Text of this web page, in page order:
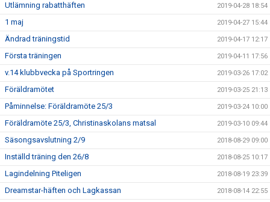
Utlämning rabatthäften 2019-04-28 18:54
1 maj 2019-04-27 15:44
Ändrad träningstid 2019-04-17 12:17
Första träningen 2019-04-11 17:56
v.14 klubbvecka på Sportringen 2019-03-26 17:02
Föräldramötet 2019-03-25 21:13
Påminnelse: Föräldramöte 25/3 2019-03-24 10:00
Föräldramöte 25/3, Christinaskolans matsal 2019-03-10 09:44
Säsongsavslutning 2/9 2018-08-29 09:00
Inställd träning den 26/8 2018-08-25 10:17
Lagindelning Piteligen 2018-08-19 23:39
Dreamstar-häften och Lagkassan 2018-08-14 22:55